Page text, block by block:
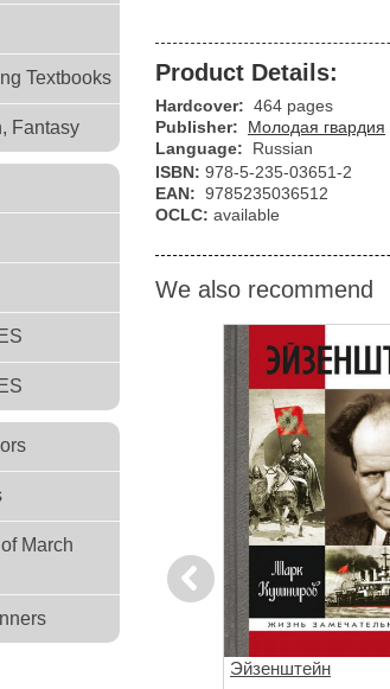
Textbooks
Fantasy
March
Product Details:
Hardcover: 464 pages
Publisher:
Молодая гвардия
Language:
Russian
ISBN: 978-5-235-03651-2
EAN: 9785235036512
OCLC: available
We also recommend
Previous
Эйзенштейн